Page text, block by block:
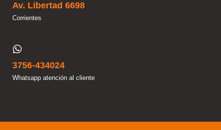
Av. Libertad 6698
Corrientes
3756-434024
Whatsapp atención al cliente